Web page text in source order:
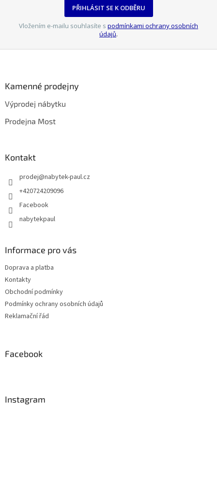
PŘIHLÁSIT SE K ODBĚRU
Vložením e-mailu souhlasíte s podmínkami ochrany osobních
údajů.
Kamenné prodejny
Výprodej nábytku
Prodejna Most
Kontakt
prodej@nabytek-paul.cz
+420724209096
Facebook
nabytekpaul
Informace pro vás
Doprava a platba
Kontakty
Obchodní podmínky
Podmínky ochrany osobních údajů
Reklamační řád
Facebook
Instagram